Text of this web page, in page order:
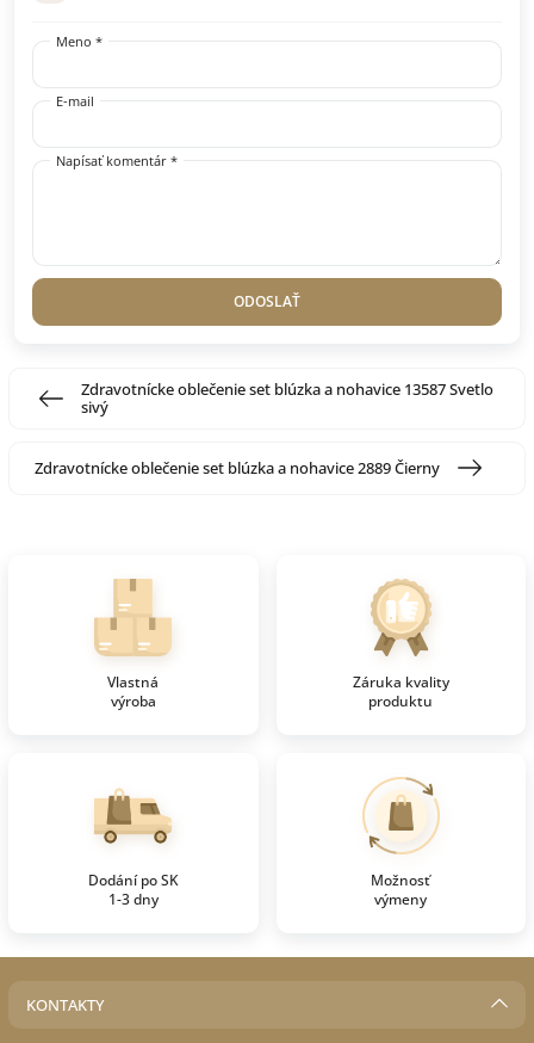
Meno *
E-mail
Napísať komentár *
ODOSLAŤ
Zdravotnícke oblečenie set blúzka a nohavice 13587 Svetlo
sivý
Zdravotnícke oblečenie set blúzka a nohavice 2889 Čierny
Vlastná
výroba
Záruka kvality
produktu
Dodání po SK
1-3 dny
Možnosť
výmeny
KONTAKTY